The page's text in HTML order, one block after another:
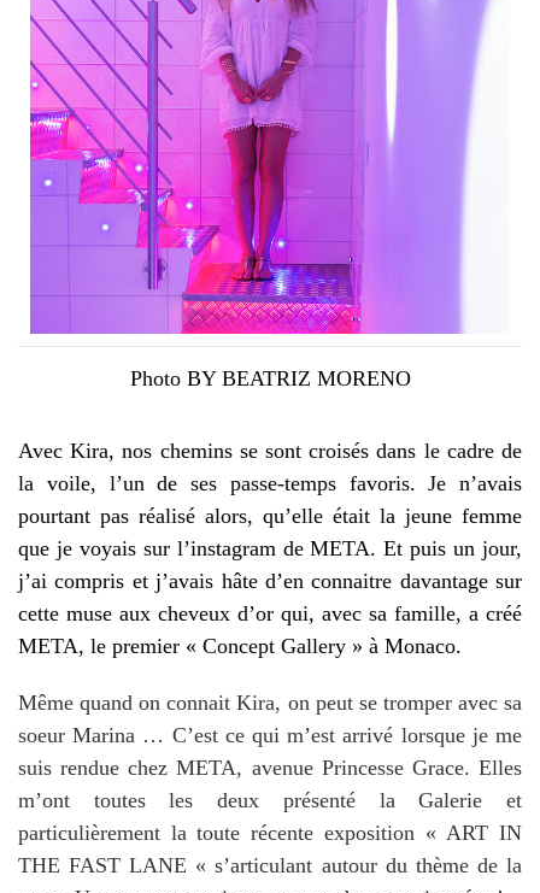
Photo BY BEATRIZ MORENO
Avec Kira, nos chemins se sont croisés dans le cadre de
la voile, l’un de ses passe-temps favoris. Je n’avais
pourtant pas réalisé alors, qu’elle était la jeune femme
que je voyais sur l’instagram de META. Et puis un jour,
j’ai compris et j’avais hâte d’en connaitre davantage sur
cette muse aux cheveux d’or qui, avec sa famille, a créé
META, le premier « Concept Gallery » à Monaco.
Même quand on connait Kira, on peut se tromper avec sa
soeur Marina … C’est ce qui m’est arrivé lorsque je me
suis rendue chez META, avenue Princesse Grace. Elles
m’ont toutes les deux présenté la Galerie et
particulièrement la toute récente exposition « ART IN
THE FAST LANE « s’articulant autour du thème de la